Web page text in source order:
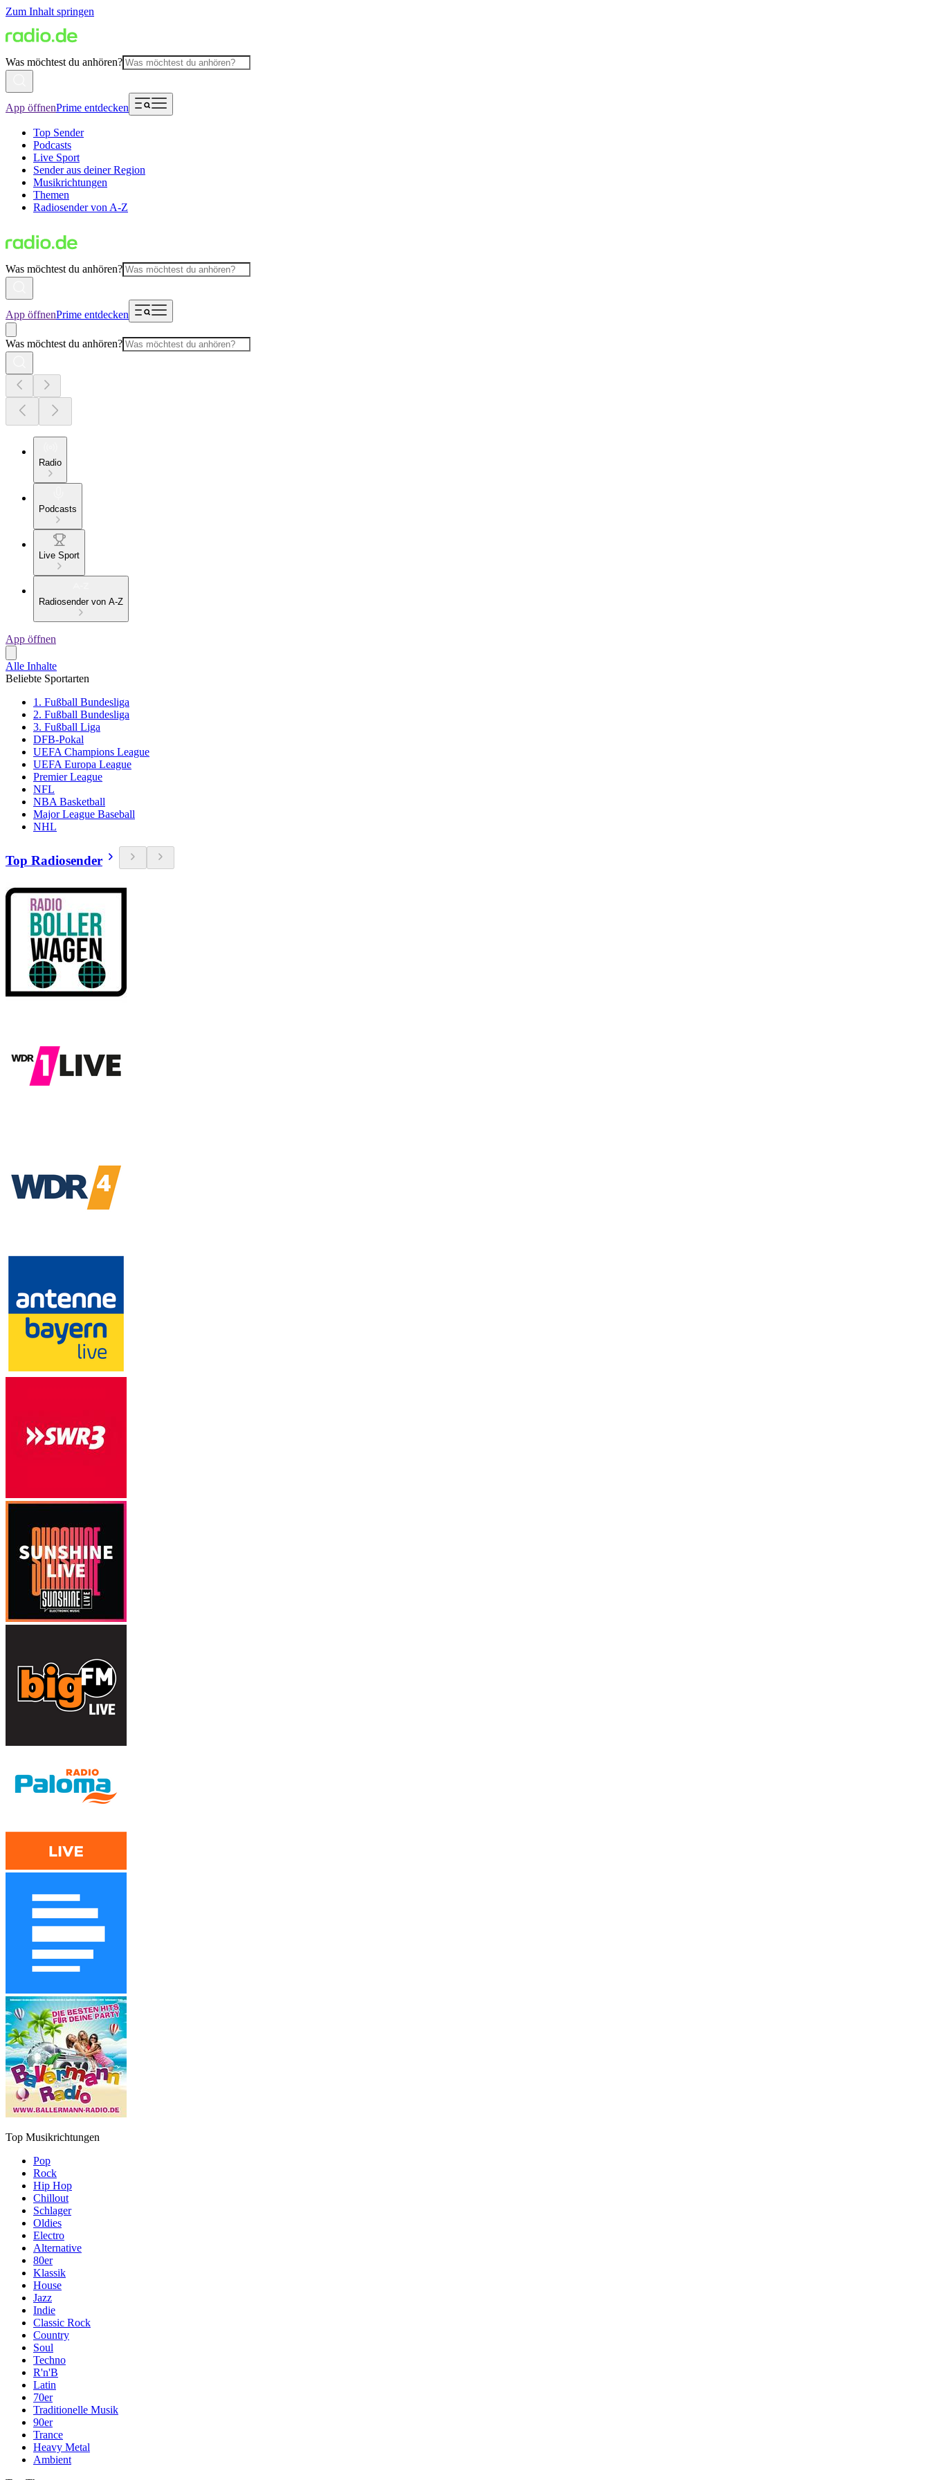
Zum Inhalt springen
Was möchtest du anhören?
App öffnenPrime entdecken
Top Sender
Podcasts
Live Sport
Sender aus deiner Region
Musikrichtungen
Themen
Radiosender von A-Z
Was möchtest du anhören?
App öffnenPrime entdecken
Was möchtest du anhören?
Radio
Podcasts
Live Sport
Radiosender von A-Z
App öffnen
Alle Inhalte
Beliebte Sportarten
1. Fußball Bundesliga
2. Fußball Bundesliga
3. Fußball Liga
DFB-Pokal
UEFA Champions League
UEFA Europa League
Premier League
NFL
NBA Basketball
Major League Baseball
NHL
Top Radiosender
Top Musikrichtungen
Pop
Rock
Hip Hop
Chillout
Schlager
Oldies
Electro
Alternative
80er
Klassik
House
Jazz
Indie
Classic Rock
Country
Soul
Techno
R'n'B
Latin
70er
Traditionelle Musik
90er
Trance
Heavy Metal
Ambient